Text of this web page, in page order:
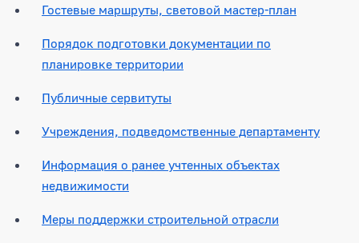
Гостевые маршруты, световой мастер-план
Порядок подготовки документации по
планировке территории
Публичные сервитуты
Учреждения, подведомственные департаменту
Информация о ранее учтенных объектах
недвижимости
Меры поддержки строительной отрасли